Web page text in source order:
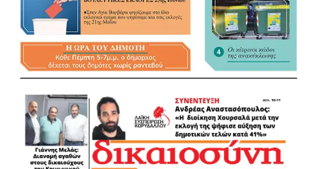
αστυνομικά τμήματα και στα δικαστήρια» ή το «ας
καταθέσει ο隣ός» μπορεί τελικά να αφήσει μια σοβαρή
υπόθεση χωρίς τα στοιχεία που απαιτούνται για να
υπάρξει η ανάλογη δικαστική συνέχεια.
Στην Άνω Αγία Βαρβάρα συνέβη το αντίθετο. Οι άνθρωποι
της γειτονιάς δεν αδιαφόρησαν. Δεν γύρισαν την πλάτη.
Δεν άφησαν όλη την ευθύνη στην Αστυνομία. Μίλησαν.
Κατήγγειλαν. Κατέθεσαν. Και σήμερα, με την υπόθεση να
έχει πλέον οδηγηθεί σε βαριά καταδίκη, η στάση τους